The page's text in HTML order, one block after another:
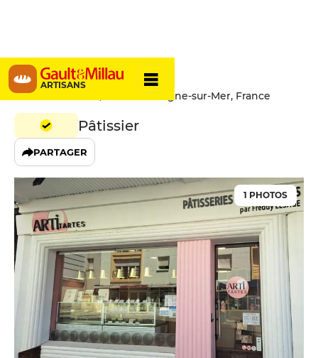
ARTISANS
Artitartes
4 rue Saint-Louis, 62200 Boulogne-sur-Mer, France
Pâtissier
PARTAGER
1 PHOTOS